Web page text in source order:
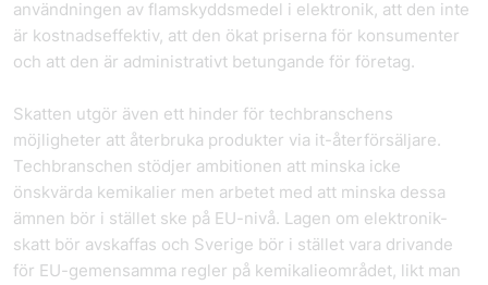
användningen av flamskyddsmedel i elektronik, att den inte
är kostnadseffektiv, att den ökat priserna för konsumenter
och att den är administrativt betungande för företag.
Skatten utgör även ett hinder för tech­branschens
möjligheter att återbruka produkter via it-återförsäljare.
Tech­branschen stödjer ambitionen att minska icke
önskvärda kemikalier men arbetet med att minska dessa
ämnen bör i stället ske på EU-nivå. Lagen om elektronik-
skatt bör avskaffas och Sverige bör i stället vara drivande
för EU-gemensamma regler på kemikalieområdet, likt man